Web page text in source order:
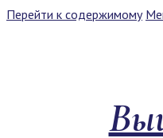
Перейти к содержимому